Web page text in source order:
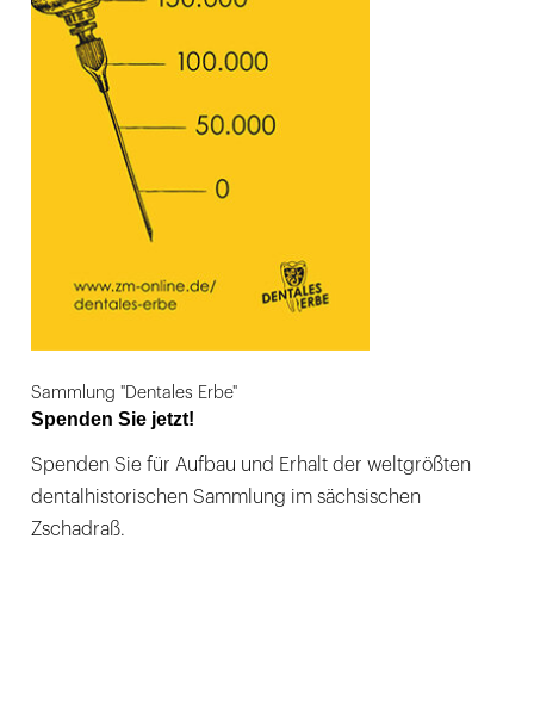
Sammlung "Dentales Erbe"
Spenden Sie jetzt!
Spenden Sie für Aufbau und Erhalt der weltgrößten
dentalhistorischen Sammlung im sächsischen
Zschadraß.